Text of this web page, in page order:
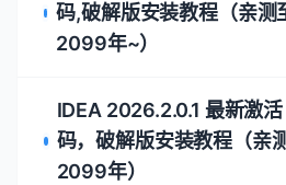
码,破解版安装教程（亲测
2099年~）
IDEA 2026.2.0.1 最新激活
码，破解版安装教程（亲
2099年）